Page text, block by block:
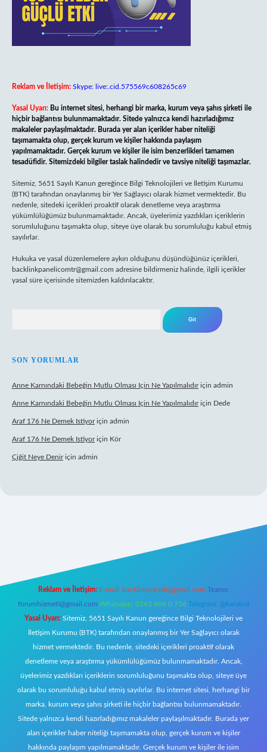
Reklam ve İletişim: Skype: live:.cid.575569c608265c69
Yasal Uyarı: Bu internet sitesi, herhangi bir marka, kurum veya şahıs şirketi ile
hiçbir bağlantısı bulunmamaktadır. Sitede yalnızca kendi hazırladığımız
makaleler paylaşılmaktadır. Burada yer alan içerikler haber niteliği
taşımamakta olup, gerçek kurum ve kişiler hakkında paylaşım
yapılmamaktadır. Gerçek kurum ve kişiler ile isim benzerlikleri tamamen
tesadüfidir. Sitemizdeki bilgiler taslak halindedir ve tavsiye niteliği taşımazlar.
Sitemiz, 5651 Sayılı Kanun gereğince Bilgi Teknolojileri ve İletişim Kurumu
(BTK) tarafından onaylanmış bir Yer Sağlayıcı olarak hizmet vermektedir. Bu
nedenle, sitedeki içerikleri proaktif olarak denetleme veya araştırma
yükümlülüğümüz bulunmamaktadır. Ancak, üyelerimiz yazdıkları içeriklerin
sorumluluğunu taşımakta olup, siteye üye olarak bu sorumluluğu kabul etmiş
sayılırlar.
Hukuka ve yasal düzenlemelere aykırı olduğunu düşündüğünüz içerikleri,
backlinkpanelicomtr@gmail.com adresine bildirmeniz halinde, ilgili içerikler
yasal süre içerisinde sitemizden kaldırılacaktır.
SON YORUMLAR
Anne Karnındaki Bebeğin Mutlu Olması Için Ne Yapılmalıdıriçin admin
Anne Karnındaki Bebeğin Mutlu Olması Için Ne Yapılmalıdıriçin Dede
Araf 176 Ne Demek Istiyoriçin admin
Araf 176 Ne Demek Istiyoriçin Kör
Çiğit Neye Deniriçin admin
Reklam ve İletişim: E-mail: backlinkpaneli@gmail.com Teams:
forumhizmeti@gmail.com Whatsapp: 0262 606 0 726 Telegram: @karabul
Yasal Uyarı: Sitemiz, 5651 Sayılı Kanun gereğince Bilgi Teknolojileri ve
İletişim Kurumu (BTK) tarafından onaylanmış bir Yer Sağlayıcı olarak
hizmet vermektedir. Bu nedenle, sitedeki içerikleri proaktif olarak
denetleme veya araştırma yükümlülüğümüz bulunmamaktadır. Ancak,
üyelerimiz yazdıkları içeriklerin sorumluluğunu taşımakta olup, siteye üye
olarak bu sorumluluğu kabul etmiş sayılırlar. Bu internet sitesi, herhangi bir
marka, kurum veya şahıs şirketi ile hiçbir bağlantısı bulunmamaktadır.
Sitede yalnızca kendi hazırladığımız makaleler paylaşılmaktadır. Burada yer
alan içerikler haber niteliği taşımamakta olup, gerçek kurum ve kişiler
hakkında paylaşım yapılmamaktadır. Gerçek kurum ve kişiler ile isim